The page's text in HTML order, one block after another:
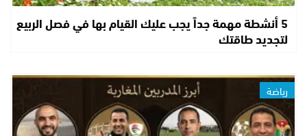
5 أنشطة مهمة جداً يجب عليك القيام بها في فصل الربيع
لتجديد طاقتك
رياضة